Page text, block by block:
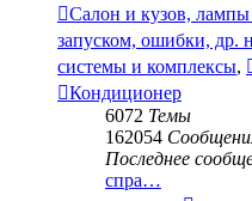
Салон и кузов, лампы
запуском, ошибки, др.
системы и комплексы,
Кондиционер
6072 Темы
162054
Последнее
спра…